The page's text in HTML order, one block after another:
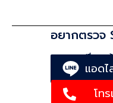
อยากตรวจ
ปรึกษาเ
แอด
โท